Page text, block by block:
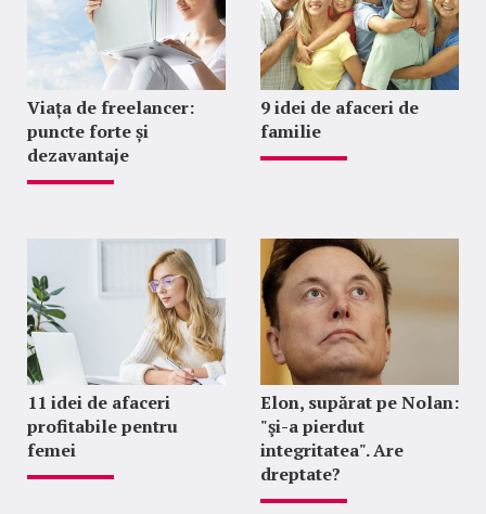
Viața de freelancer:
puncte forte și
dezavantaje
9 idei de afaceri de
familie
11 idei de afaceri
profitabile pentru
femei
Elon, supărat pe Nolan:
"şi-a pierdut
integritatea". Are
dreptate?